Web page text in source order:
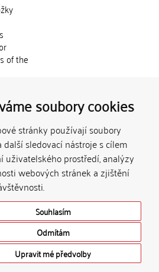
soubory cookies
stránky používají soubory
další sledovací nástroje s cílem
uživatelského prostředí, analýzy
webových stránek a zjištění
Souhlasím
Odmítám
Upravit mé předvolby
of the
k
jinou
autora.
shall not
of
© 2002-